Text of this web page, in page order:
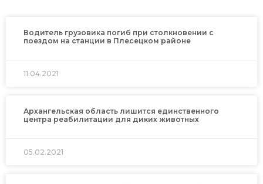
Водитель грузовика погиб при столкновении с
поездом на станции в Плесецком районе
11.04.2021
Архангельская область лишится единственного
центра реабилитации для диких животных
05.02.2021